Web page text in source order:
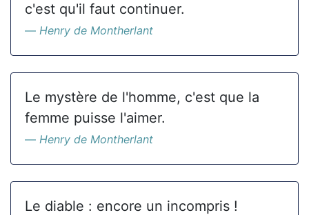
c'est qu'il faut continuer.
Henry de Montherlant
Le mystère de l'homme, c'est que la
femme puisse l'aimer.
Henry de Montherlant
Le diable : encore un incompris !